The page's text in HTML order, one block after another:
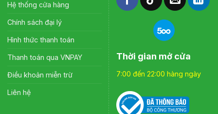
Hệ thống cửa hàng
Chính sách đại lý
Hình thức thanh toán
Thanh toán qua VNPAY
Điều khoản miễn trừ
Liên hệ
Thời gian mở cửa
7:00 đến 22:00 hàng ngày